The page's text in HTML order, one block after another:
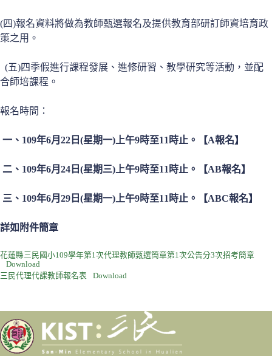
(四)報名資料將做為教師甄選報名及提供教育部研訂師資培育政
策之用。
(五)四季假進行課程發展、進修研習、教學研究等活動，並配
合師培課程。
報名時間：
一、109年6月 22 日(星期一)上午9時至11時止。【A報名】
二、109年6月 24 日(星期三)上午9時至11時止。【AB報名】
三、109年6月29日(星期一)上午9時至11時止。【ABC報名】
詳如附件簡章
花蓮縣三民國小109學年第1次代理教師甄選簡章第1次公告分3次招考簡章
Download
三民代理代課教師報名表
Download